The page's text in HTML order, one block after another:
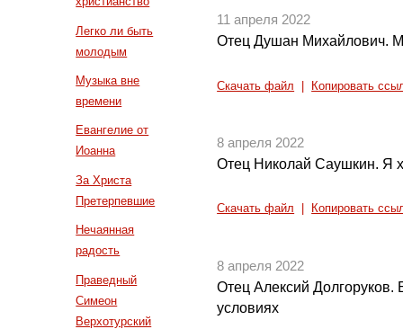
Легко ли быть
молодым
Музыка вне
времени
Евангелие от
Иоанна
За Христа
Претерпевшие
Нечаянная
радость
Праведный
Симеон
Верхотурский
11 апреля 2022
Отец Душан Михайлович.
Скачать файл Копировать
8 апреля 2022
Отец Николай Саушкин. Я
Скачать файл Копировать
8 апреля 2022
Отец Алексий
условиях